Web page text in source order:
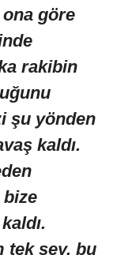
ona göre
rakibin
şu yönden
kaldı.
tek şey, bu